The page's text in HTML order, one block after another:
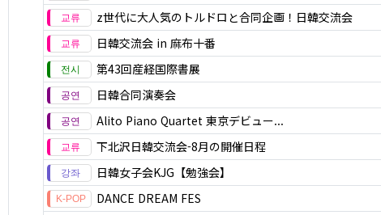
z世代に大人気のトルドロと合同企画！日韓交流会
日韓交流会 in 麻布十番
第43回産経国際書展
日韓合同演奏会
Alito Piano Quartet 東京デビュー...
下北沢日韓交流会-8月の開催日程
日韓女子会KJG【勉強会】
DANCE DREAM FES